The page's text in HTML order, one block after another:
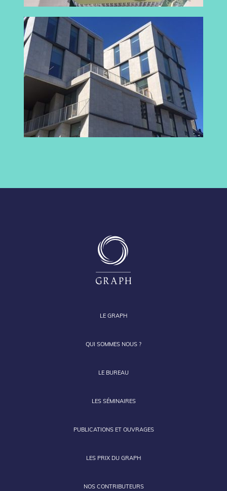
LE GRAPH
QUI SOMMES NOUS ?
LE BUREAU
LES SÉMINAIRES
PUBLICATIONS ET OUVRAGES
LES PRIX DU GRAPH
NOS CONTRIBUTEURS